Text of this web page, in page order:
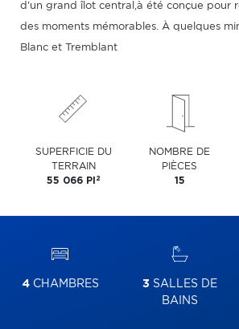
d'un grand îlot central,à été conçue pour
des moments mémorables. À quelques
Blanc et Tremblant
SUPERFICIE DU
TERRAIN
55 066 PI 2
NOMBRE DE
PIÈCES
15
4CHAMBRES 3 SALLES DE
BAINS